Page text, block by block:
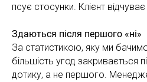
псує стосунки. Клієнт
Здаються після першого «ні»
За статистикою, яку ми бачимо
більшість угод закривається
дотику, а не першого.